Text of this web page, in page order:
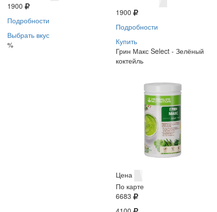
1900
Подробности
Выбрать вкус
%
1900
Подробности
Купить
Грин Макс Select - Зелёный
коктейль
Цена
По карте
6683